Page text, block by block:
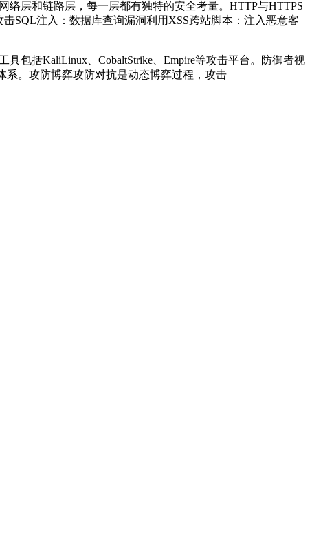
络层和链路层，每一层都有独特的安全考量。HTTP与HTTPS
SQL注入：数据库查询漏洞利用XSS跨站脚本：注入恶意客
包括KaliLinux、CobaltStrike、Empire等攻击平台。防御者视
系。攻防博弈攻防对抗是动态博弈过程，攻击